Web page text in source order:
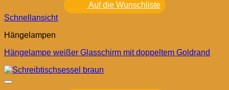
Auf die Wunschliste
Schnellansicht
Hängelampen
Hängelampe weißer Glasschirm mit doppeltem Goldrand